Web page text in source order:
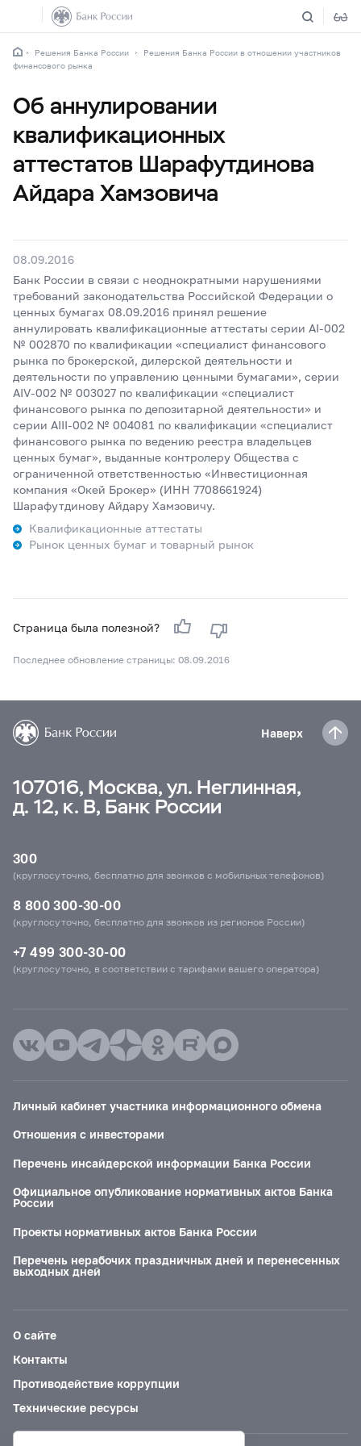
Решения Банка России
Решения Банка России в отношении участников
финансового рынка
Об аннулировании
квалификационных
аттестатов Шарафутдинова
Айдара Хамзовича
08.09.2016
Банк России в связи с неоднократными нарушениями
требований законодательства Российской Федерации о
ценных бумагах 08.09.2016 принял решение
аннулировать квалификационные аттестаты серии AI-002
№ 002870 по квалификации «специалист финансового
рынка по брокерской, дилерской деятельности и
деятельности по управлению ценными бумагами», серии
AIV-002 № 003027 по квалификации «специалист
финансового рынка по депозитарной деятельности» и
серии AIII-002 № 004081 по квалификации «специалист
финансового рынка по ведению реестра владельцев
ценных бумаг», выданные контролеру Общества с
ограниченной ответственностью «Инвестиционная
компания «Окей Брокер» (ИНН 7708661924)
Шарафутдинову Айдару Хамзовичу.
Квалификационные аттестаты
Рынок ценных бумаг и товарный рынок
Страница была полезной?
Последнее обновление страницы: 08.09.2016
Наверх
107016, Москва, ул. Неглинная,
д. 12, к. В, Банк России
300
(круглосуточно, бесплатно для звонков с мобильных телефонов)
8 800 300-30-00
(круглосуточно, бесплатно для звонков из регионов России)
+7 499 300-30-00
(круглосуточно, в соответствии с тарифами вашего оператора)
Личный кабинет участника информационного обмена
Отношения с инвесторами
Перечень инсайдерской информации Банка России
Официальное опубликование нормативных актов Банка
России
Проекты нормативных актов Банка России
Перечень нерабочих праздничных дней и перенесенных
выходных дней
О сайте
Контакты
Противодействие коррупции
Технические ресурсы